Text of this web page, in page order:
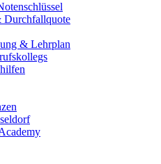
Durchfallquote
& Lehrplan